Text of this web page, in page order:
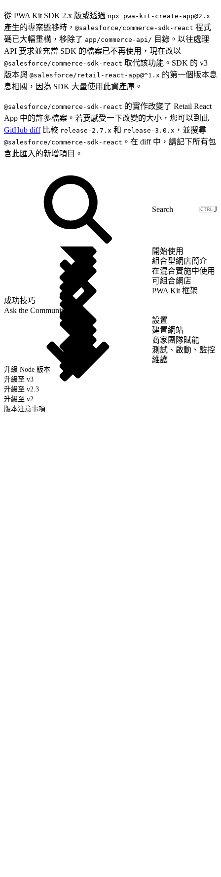
從 PWA Kit SDK 2.x 版或透過 npx pwa-kit-create-app@2.x
產生的專案遷移時， @salesforce/commerce-sdk-react 程式
碼已大幅重構，移除了 app/commerce-api/ 目錄。以往處理
API 要求並充當 SDK 的檔案已不再使用，現在改以
@salesforce/commerce-sdk-react 取代該功能。SDK 的 v3
版本與 @salesforce/retail-react-app@^1.x 的第一個版本息
息相關，因為 SDK 大量使用此資產庫。
@salesforce/commerce-sdk-react 的實作改變了 Retail React
App 中的許多檔案。若要感受一下改變的大小，您可以到此
GitHub diff比較 release-2.7.x 和 release-3.0.x ，並搜尋
@salesforce/commerce-sdk-react 。在 diff 中，請記下所有包
含此匯入的新增項目。
J
開始使用
組合型網店簡介
在混合實施中使用
可組合網店
PWA Kit 框架
成功技巧
Ask the Community
設置
建置網站
商家團隊賦能
測試、啟動、監控
維護
升級 Node 版本
升級至 v3
升級至 v2.3
升級至 v2
版本注意事項